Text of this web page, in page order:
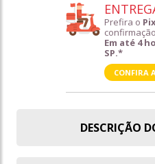
Prefira o Pix
Em até 4
SP.*
CONFIRA
DESCRIÇÃO